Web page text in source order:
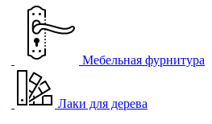
Мебельная фурнитура
Лаки для дерева